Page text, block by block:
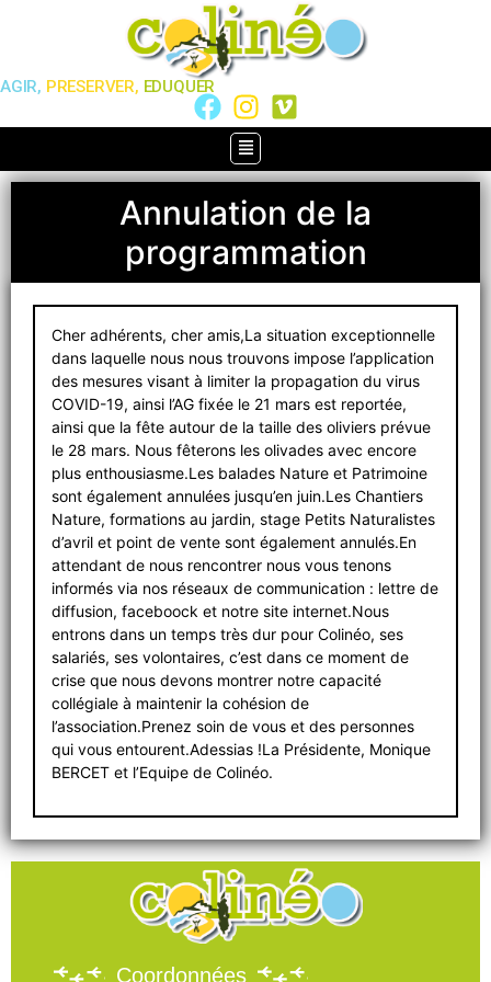
AGIR, PRESERVER, EDUQUER
Annulation de la
programmation
Cher adhérents, cher amis,La situation exceptionnelle
dans laquelle nous nous trouvons impose l’application
des mesures visant à limiter la propagation du virus
COVID-19, ainsi l’AG fixée le 21 mars est reportée,
ainsi que la fête autour de la taille des oliviers prévue
le 28 mars. Nous fêterons les olivades avec encore
plus enthousiasme.Les balades Nature et Patrimoine
sont également annulées jusqu’en juin.Les Chantiers
Nature, formations au jardin, stage Petits Naturalistes
d’avril et point de vente sont également annulés.En
attendant de nous rencontrer nous vous tenons
informés via nos réseaux de communication : lettre de
diffusion, faceboock et notre site internet.Nous
entrons dans un temps très dur pour Colinéo, ses
salariés, ses volontaires, c’est dans ce moment de
crise que nous devons montrer notre capacité
collégiale à maintenir la cohésion de
l’association.Prenez soin de vous et des personnes
qui vous entourent.Adessias !La Présidente, Monique
BERCET et l’Equipe de Colinéo.
Coordonnées